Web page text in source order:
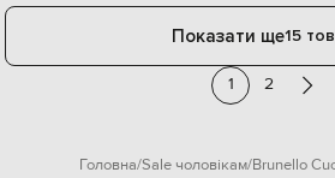
Показати ще15
1 2
Головна Sale чоловікам Brunello